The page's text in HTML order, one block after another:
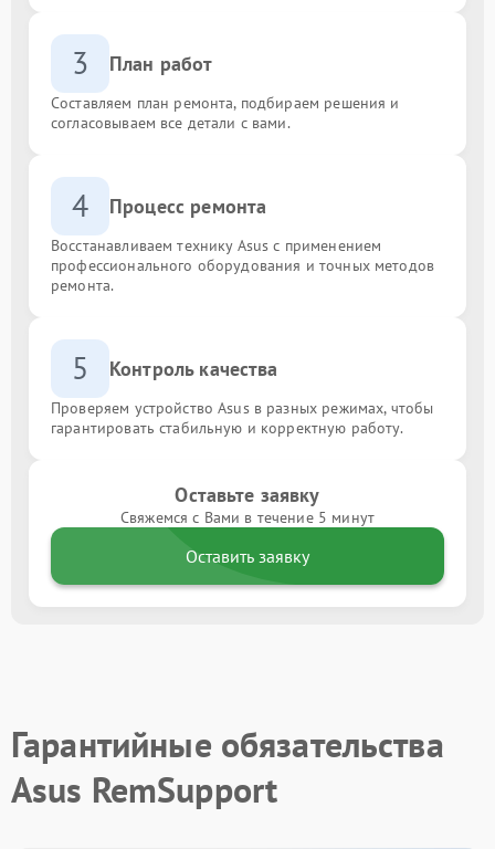
3 План работ
Составляем план ремонта, подбираем решения и
согласовываем все детали с вами.
4 Процесс ремонта
Восстанавливаем технику Asus с применением
профессионального оборудования и точных методов
ремонта.
5 Контроль качества
Проверяем устройство Asus в разных режимах, чтобы
гарантировать стабильную и корректную работу.
Оставьте заявку
Свяжемся с Вами в течение 5 минут
Оставить заявку
Гарантийные обязательства
Asus RemSupport